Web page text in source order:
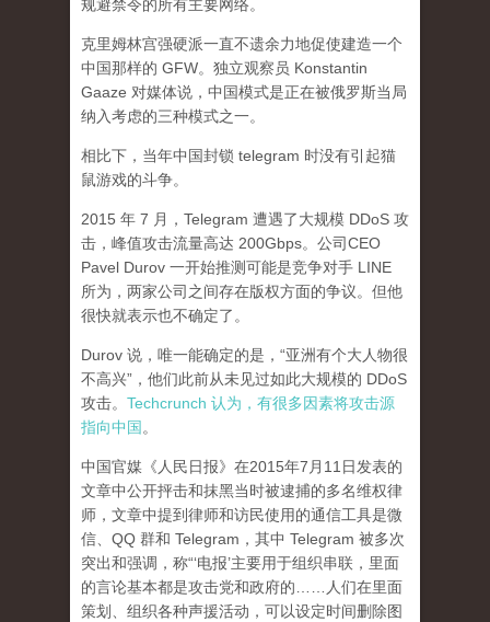
规避禁令的所有主要网络。
克里姆林宫强硬派一直不遗余力地促使建造一个
中国那样的 GFW。独立观察员 Konstantin
Gaaze 对媒体说，中国模式是正在被俄罗斯当局
纳入考虑的三种模式之一。
相比下，当年中国封锁 telegram 时没有引起猫
鼠游戏的斗争。
2015 年 7 月，Telegram 遭遇了大规模 DDoS 攻
击，峰值攻击流量高达 200Gbps。公司CEO
Pavel Durov 一开始推测可能是竞争对手 LINE
所为，两家公司之间存在版权方面的争议。但他
很快就表示也不确定了。
Durov 说，唯一能确定的是，“亚洲有个大人物很
不高兴”，他们此前从未见过如此大规模的 DDoS
攻击。 Techcrunch 认为，有很多因素将攻击源
指向中国 。
中国官媒《人民日报》在2015年7月11日发表的
文章中公开抨击和抹黑当时被逮捕的多名维权律
师，文章中提到律师和访民使用的通信工具是微
信、QQ 群和 Telegram，其中 Telegram 被多次
突出和强调，称“‘电报’主要用于组织串联，里面
的言论基本都是攻击党和政府的……人们在里面
策划、组织各种声援活动，可以设定时间删除图